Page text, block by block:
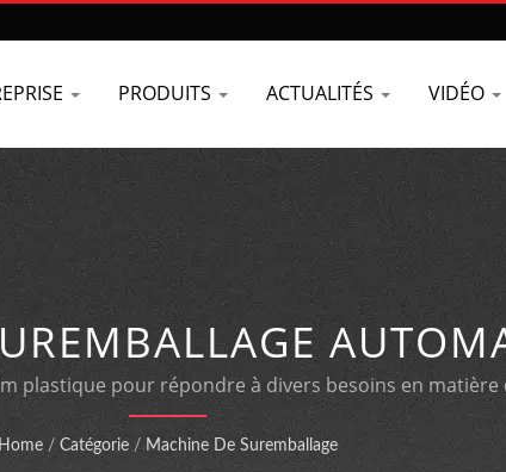
PRODUITS ACTUALITÉS VIDÉO
SYSTÈME DE
plastique pour répondre à divers besoins en
d'ajustement rapide des dimensions.
Home / Catégorie / Machine De Suremballage